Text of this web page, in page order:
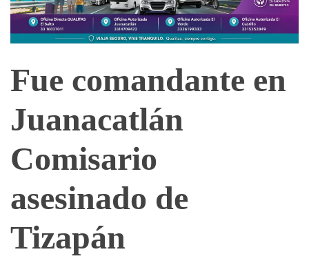
Fue comandante en
Juanacatlán
Comisario
asesinado de
Tizapán